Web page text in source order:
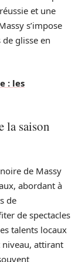
et une
s’impose
glisse en
: les
la saison
de Massy
abordant à
de
de spectacles
talents locaux
niveau, attirant